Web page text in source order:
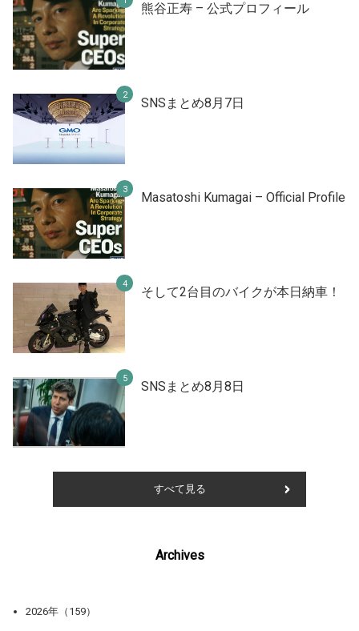
熊谷正寿 – 公式プロフィール
SNSまとめ8月7日
Masatoshi Kumagai – Official Profile
そして2台目のバイクが本日納車！
SNSまとめ8月8日
すべて見る
Archives
2026年（159）